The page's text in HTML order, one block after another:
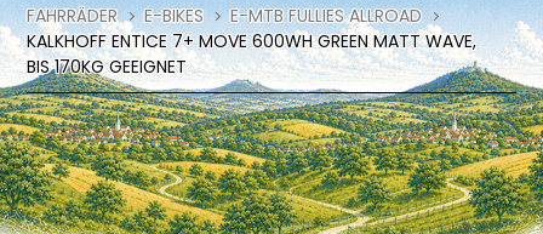
FAHRRÄDER E-BIKES
E-MTB FULLIES ALLROAD
KALKHOFF ENTICE 7+ MOVE 600WH GREEN MATT WAVE,
BIS 170KG GEEIGNET